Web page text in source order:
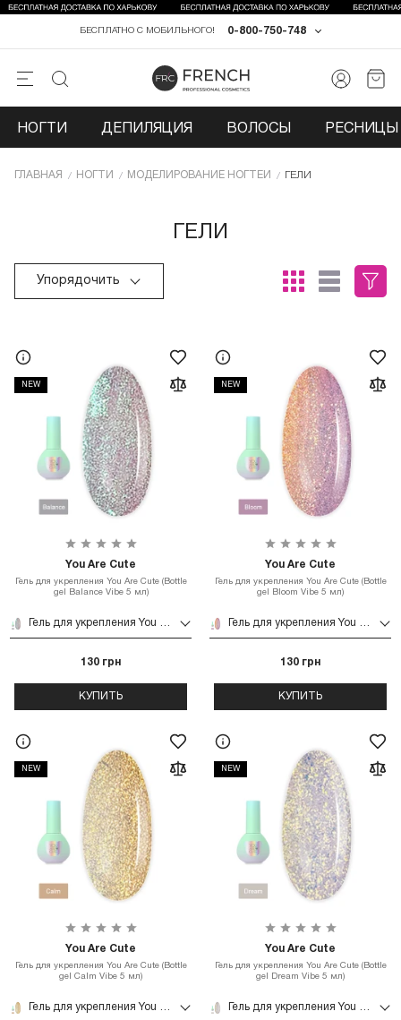
0-800-750-748
БЕСПЛАТНО С МОБИЛЬНОГО!
НОГТИ ДЕПИЛЯЦИЯ ВОЛОСЫ РЕСНИЦЫ
ГЛАВНАЯ НОГТИ МОДЕЛИРОВАНИЕ НОГТЕЙ ГЕЛИ
ГЕЛИ
Упорядочить
NEW
You Are Cute
Гель для укрепления You Are Cute (Bottle
gel Balance Vibe 5 мл)
Гель для укрепления You Are Cute (Bottle gel Balance Vibe 5 мл)
130 грн
КУПИТЬ
NEW
You Are Cute
Гель для укрепления You Are Cute (Bottle
gel Bloom Vibe 5 мл)
Гель для укрепления You Are Cute (Bottle gel Bloom Vibe 5 мл)
130 грн
КУПИТЬ
NEW
You Are Cute
Гель для укрепления You Are Cute (Bottle
gel Calm Vibe 5 мл)
Гель для укрепления You Are Cute (Bottle gel Calm Vibe 5 мл)
NEW
You Are Cute
Гель для укрепления You Are Cute (Bottle
gel Dream Vibe 5 мл)
Гель для укрепления You Are Cute (Bottle gel Dream Vibe 5 мл)